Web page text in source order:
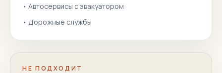
• Автосервисы с эвакуатором
• Дорожные службы
НЕ ПОДХОДИТ